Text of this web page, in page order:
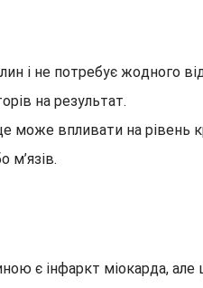
і не потребує жодного
на результат.
може впливати на рівень
м’язів.
є інфаркт міокарда,